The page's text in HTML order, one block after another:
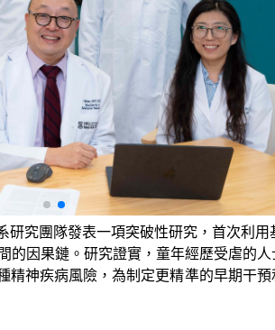
究團隊發表一項突破性研究，首次利
因果鏈。研究證實，童年經歷受虐的
神疾病風險，為制定更精準的早期干